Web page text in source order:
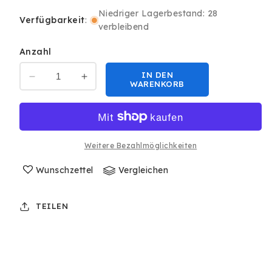
Verfügbarkeit:
Niedriger Lagerbestand: 28
verbleibend
Anzahl
Verringere
die
2m
Typ
Datenkabel
Erhöhe
die
2m
Ladekabel
Typ
IN DEN
WARENKORB
Weitere Bezahlmöglichkeiten
Wunschzettel Vergleichen
TEILEN